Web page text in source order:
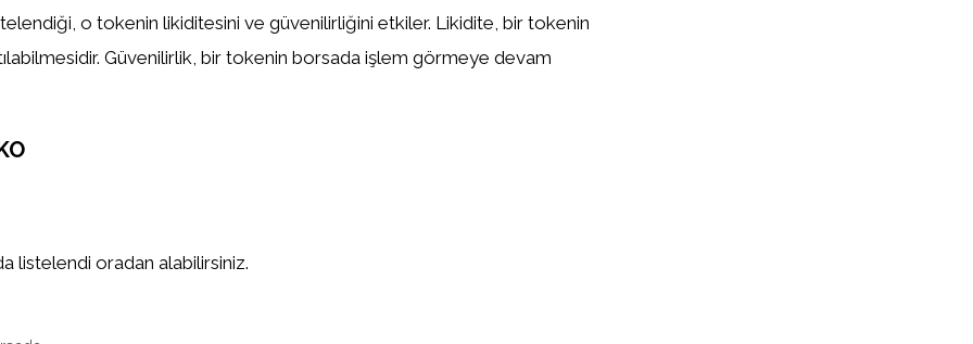
o tokenin likiditesini ve güvenilirliğini etkiler. Likidite, bir tokenin
Güvenilirlik, bir tokenin borsada işlem görmeye devam
listelendi oradan alabilirsiniz.